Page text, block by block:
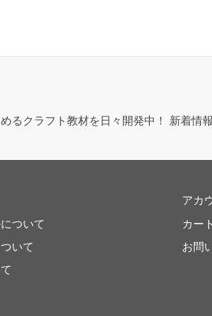
るクラフト教材を日々開発中！ 新着情
ついて
いて
アカ
カー
お問